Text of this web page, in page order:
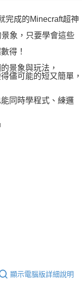
享後付」服務完成之交
易相關給付款項請求債
，本公司不負相關責
用戶狀況，依本公司即
，本公司將視審查結果
並採取法律行動。
查看運費
完成的Minecraft超神
象，只要學會這些
得！
景象與玩法，
儘可能的短又簡單，
同時學程式、練邏
顯示電腦版詳細說明